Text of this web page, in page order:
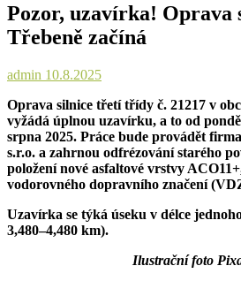
Pozor, uzavírka! Oprava
Třebeně začíná
admin 10.8.2025
Oprava silnice třetí třídy č. 21217 v
vyžádá úplnou uzavírku, a to od
srpna 2025. Práce bude provádět
s.r.o. a zahrnou odfrézování starého
položení nové asfaltové vrstvy
vodorovného dopravního značení
Uzavírka se týká úseku v délce
3,480–4,480 km).
Ilustrační foto